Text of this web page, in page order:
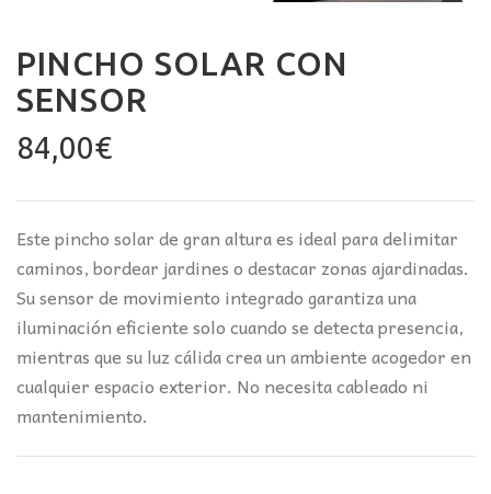
PINCHO SOLAR CON
SENSOR
84,00€
Este pincho solar de gran altura es ideal para delimitar
caminos, bordear jardines o destacar zonas ajardinadas.
Su sensor de movimiento integrado garantiza una
iluminación eficiente solo cuando se detecta presencia,
mientras que su luz cálida crea un ambiente acogedor en
cualquier espacio exterior. No necesita cableado ni
mantenimiento.